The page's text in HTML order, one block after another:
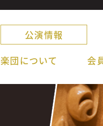
公演情報
楽団について
会